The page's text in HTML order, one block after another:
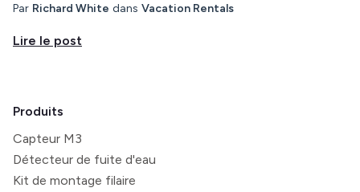
Par Richard White dans Vacation Rentals
Lire le post
Produits
Capteur M3
Détecteur de fuite d'eau
Kit de montage filaire